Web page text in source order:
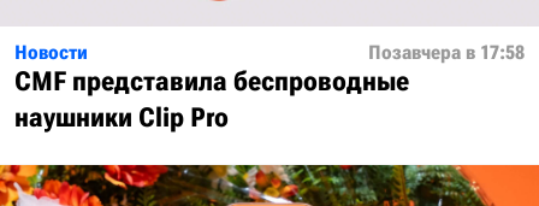
Новости Позавчера в 17:58
CMF представила беспроводные
наушники Clip Pro